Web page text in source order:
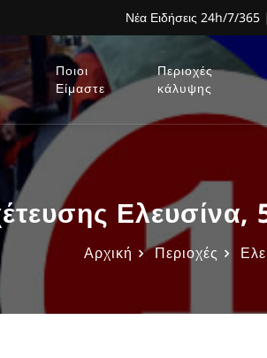
Νέα Ειδήσεις 24h/7/365 |
Ποιοι
Είμαστε
Περιοχές
κάλυψης
Ελευσίνα,
Αρχική Περιοχές